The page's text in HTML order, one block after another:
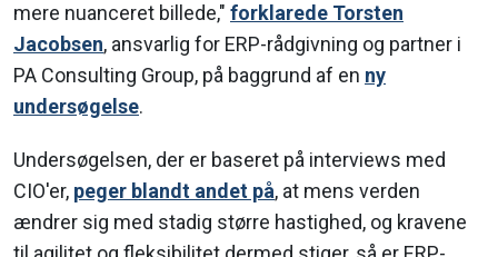
mere nuanceret billede," forklarede Torsten
Jacobsen, ansvarlig for ERP-rådgivning og partner i
PA Consulting Group, på baggrund af en ny
undersøgelse.
Undersøgelsen, der er baseret på interviews med
CIO'er, peger blandt andet på, at mens verden
ændrer sig med stadig større hastighed, og kravene